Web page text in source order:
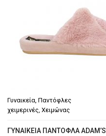
Γυναικεία, Παντόφλες
χειμερινές, Χειμώνας
ΓΥΝΑΙΚΕΊΑ ΠΑΝΤΌΦΛΑ ADAM’S